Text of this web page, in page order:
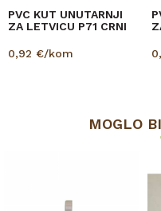
PVC KUT UNUTARNJI
ZA LETVICU P71 CRNI
0,92 €/kom
MOGLO